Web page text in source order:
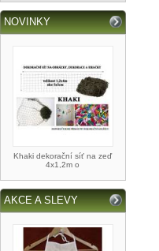
NOVINKY
Khaki dekorační síť na zeď
4x1,2m o
AKCE A SLEVY